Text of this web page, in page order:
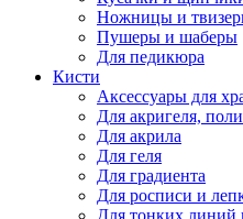
Ножницы и
Пушеры и шаберы
Для педикюра
Кисти
Аксессуары для
Для акригеля,
Для акрила
Для геля
Для градиента
Для росписи и